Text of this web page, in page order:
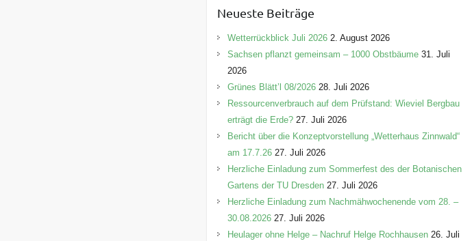
g
o
r
e
n
Neueste Beiträge
Wetterrückblick Juli 2026 2. August 2026
Sachsen pflanzt gemeinsam – 1000 Obstbäume 31. Juli
2026
Grünes Blätt’l 08/2026 28. Juli 2026
Ressourcenverbrauch auf dem Prüfstand: Wieviel Bergbau
erträgt die Erde? 27. Juli 2026
Bericht über die Konzeptvorstellung „Wetterhaus Zinnwald“
am 17.7.26 27. Juli 2026
Herzliche Einladung zum Sommerfest des der Botanischen
Gartens der TU Dresden 27. Juli 2026
Herzliche Einladung zum Nachmähwochenende vom 28. –
30.08.2026 27. Juli 2026
Heulager ohne Helge – Nachruf Helge Rochhausen 26. Juli